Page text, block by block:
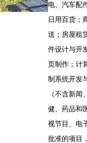
电、汽车配
日用百货；
送；房屋租
件设计与开
页制作；计
制系统开发
（不含新
健、药品和
视节目、电
批准的项目